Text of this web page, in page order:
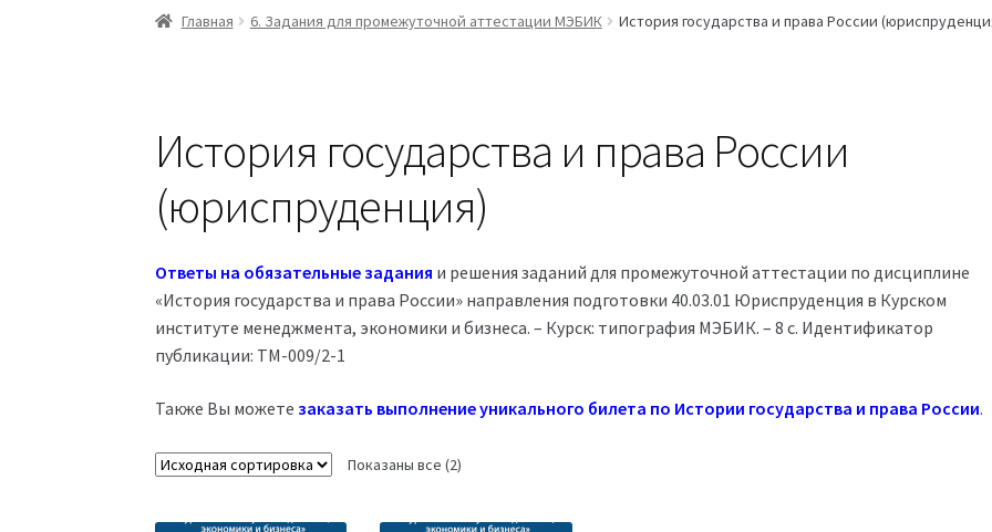
Главная 6. Задания для промежуточной аттестации МЭБИК История государства и права России
История государства и права России
(юриспруденция)
Ответы на обязательные задания и решения заданий для промежуточной аттестации по дисциплине
«История государства и права России» направления подготовки 40.03.01 Юриспруденция в Курском
институте менеджмента, экономики и бизнеса. – Курск: типография МЭБИК. – 8 с. Идентификатор
публикации: ТМ-009/2-1
Также Вы можете заказать выполнение уникального билета по Истории государства и права России.
Показаны все (2)